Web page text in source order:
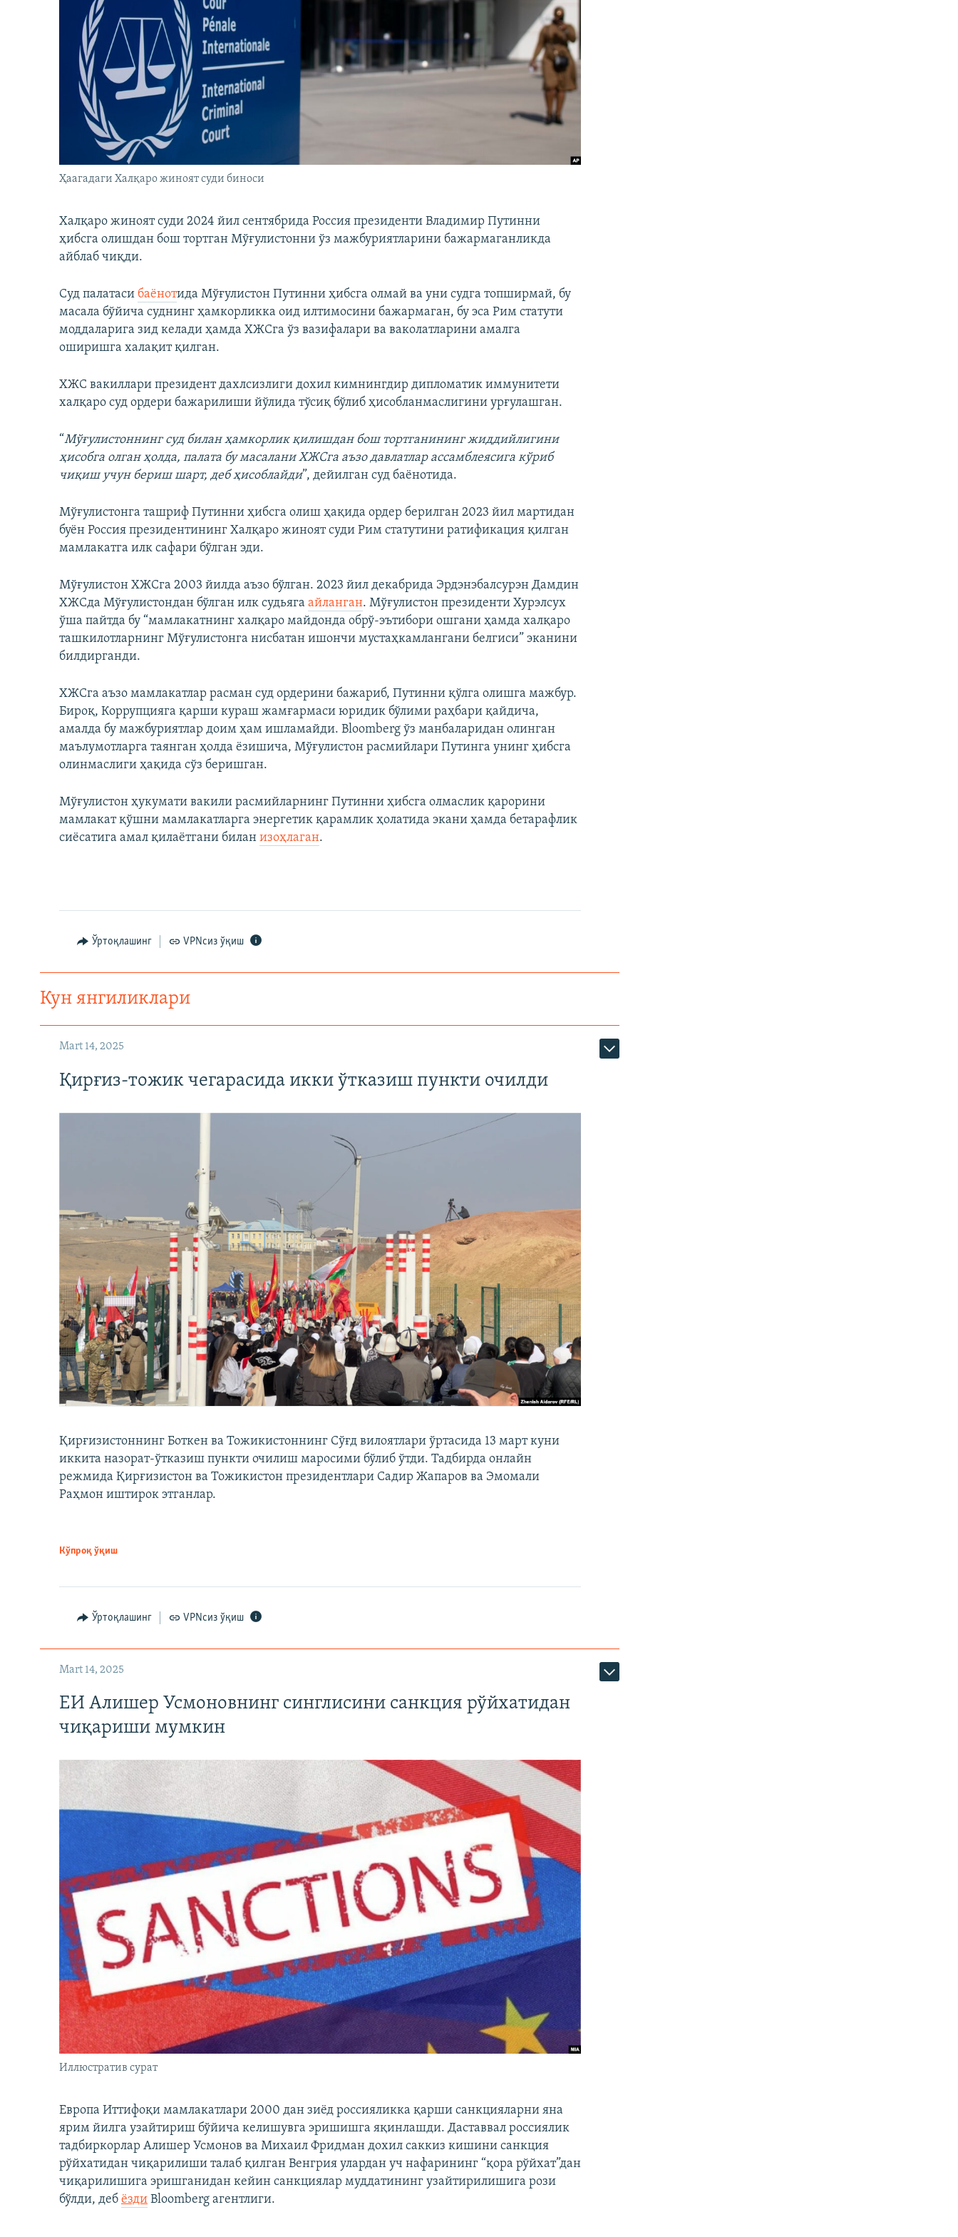
Ҳаагадаги Халқаро жиноят суди биноси
Халқаро жиноят суди 2024 йил сентябрида Россия президенти Владимир Путинни
ҳибсга олишдан бош тортган Мўғулистонни ўз мажбуриятларини бажармаганликда
айблаб чиқди.
Суд палатаси баёнотида Мўғулистон Путинни ҳибсга олмай ва уни судга топширмай, бу
масала бўйича суднинг ҳамкорликка оид илтимосини бажармаган, бу эса Рим статути
моддаларига зид келади ҳамда ХЖСга ўз вазифалари ва ваколатларини амалга
оширишга халақит қилган.
ХЖС вакиллари президент дахлсизлиги дохил кимнингдир дипломатик иммунитети
халқаро суд ордери бажарилиши йўлида тўсиқ бўлиб ҳисобланмаслигини урғулашган.
“Мўғулистоннинг суд билан ҳамкорлик қилишдан бош тортганининг жиддийлигини
ҳисобга олган ҳолда, палата бу масалани ХЖСга аъзо давлатлар ассамблеясига кўриб
чиқиш учун бериш шарт, деб ҳисоблайди”, дейилган суд баёнотида.
Мўғулистонга ташриф Путинни ҳибсга олиш ҳақида ордер берилган 2023 йил мартидан
буён Россия президентининг Халқаро жиноят суди Рим статутини ратификация қилган
мамлакатга илк сафари бўлган эди.
Мўғулистон ХЖСга 2003 йилда аъзо бўлган. 2023 йил декабрида Эрдэнэбалсурэн Дамдин
ХЖСда Мўғулистондан бўлган илк судьяга айланган. Мўғулистон президенти Хурэлсух
ўша пайтда бу “мамлакатнинг халқаро майдонда обрў-эътибори ошгани ҳамда халқаро
ташкилотларнинг Мўғулистонга нисбатан ишончи мустаҳкамлангани белгиси” эканини
билдирганди.
ХЖСга аъзо мамлакатлар расман суд ордерини бажариб, Путинни қўлга олишга мажбур.
Бироқ, Коррупцияга қарши кураш жамғармаси юридик бўлими раҳбари қайдича,
амалда бу мажбуриятлар доим ҳам ишламайди. Bloomberg ўз манбаларидан олинган
маълумотларга таянган ҳолда ёзишича, Мўғулистон расмийлари Путинга унинг ҳибсга
олинмаслиги ҳақида сўз беришган.
Мўғулистон ҳукумати вакили расмийларнинг Путинни ҳибсга олмаслик қарорини
мамлакат қўшни мамлакатларга энергетик қарамлик ҳолатида экани ҳамда бетарафлик
сиёсатига амал қилаётгани билан изоҳлаган.
Ўртоқлашинг VPNсиз ўқиш
Кун янгиликлари
Mart 14, 2025
Қирғиз-тожик чегарасида икки ўтказиш пункти очилди
Қирғизистоннинг Боткен ва Тожикистоннинг Сўғд вилоятлари ўртасида 13 март куни
иккита назорат-ўтказиш пункти очилиш маросими бўлиб ўтди. Тадбирда онлайн
режмида Қирғизистон ва Тожикистон президентлари Садир Жапаров ва Эмомали
Раҳмон иштирок этганлар.
Кўпроқ ўқиш
Ўртоқлашинг VPNсиз ўқиш
Mart 14, 2025
ЕИ Алишер Усмоновнинг синглисини санкция рўйхатидан
чиқариши мумкин
Иллюстратив сурат
Европа Иттифоқи мамлакатлари 2000 дан зиёд россияликка қарши санкцияларни яна
ярим йилга узайтириш бўйича келишувга эришишга яқинлашди. Даставвал россиялик
тадбиркорлар Алишер Усмонов ва Михаил Фридман дохил саккиз кишини санкция
рўйхатидан чиқарилиши талаб қилган Венгрия улардан уч нафарининг “қора рўйхат”дан
чиқарилишига эришганидан кейин санкциялар муддатининг узайтирилишига рози
бўлди, деб ёзди Bloomberg агентлиги.